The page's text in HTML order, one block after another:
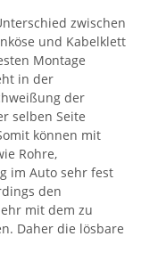
zwischen
und Kabelklett
Montage
in der
der
selben Seite
können mit
Rohre,
im Auto sehr fest
den
mit dem zu
Daher die lösbare